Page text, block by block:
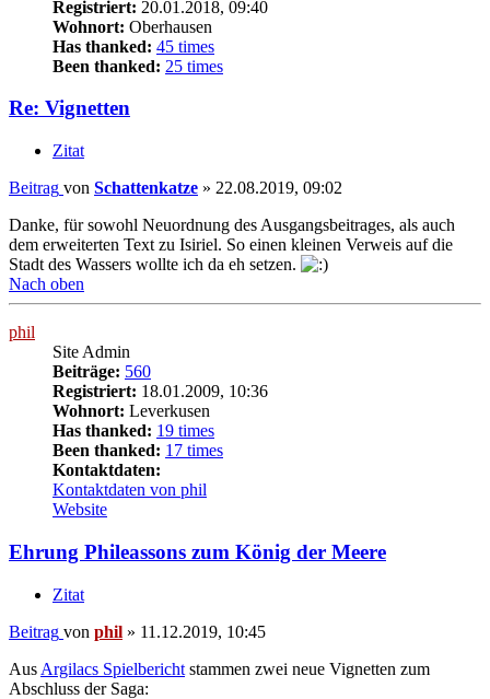
Registriert: 20.01.2018, 09:40
Wohnort: Oberhausen
Has thanked: 45 times
Been thanked: 25 times
Re: Vignetten
Zitat
Beitrag von Schattenkatze » 22.08.2019, 09:02
Danke, für sowohl Neuordnung des Ausgangsbeitrages, als auch
dem erweiterten Text zu Isiriel. So einen kleinen Verweis auf die
Stadt des Wassers wollte ich da eh setzen.
Nach oben
phil
Site Admin
Beiträge: 560
Registriert: 18.01.2009, 10:36
Wohnort: Leverkusen
Has thanked: 19 times
Been thanked: 17 times
Kontaktdaten:
Kontaktdaten von phil
Website
Ehrung Phileassons zum König der Meere
Zitat
Beitrag von phil » 11.12.2019, 10:45
Aus Argilacs Spielbericht stammen zwei neue Vignetten zum
Abschluss der Saga: